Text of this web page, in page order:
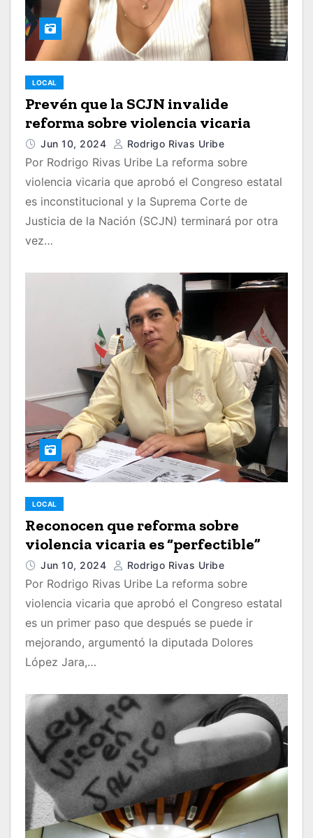
LOCAL
Prevén que la SCJN invalide
reforma sobre violencia vicaria
Jun 10, 2024 Rodrigo Rivas Uribe
Por Rodrigo Rivas Uribe La reforma sobre
violencia vicaria que aprobó el Congreso estatal
es inconstitucional y la Suprema Corte de
Justicia de la Nación (SCJN) terminará por otra
vez…
LOCAL
Reconocen que reforma sobre
violencia vicaria es “perfectible”
Jun 10, 2024 Rodrigo Rivas Uribe
Por Rodrigo Rivas Uribe La reforma sobre
violencia vicaria que aprobó el Congreso estatal
es un primer paso que después se puede ir
mejorando, argumentó la diputada Dolores
López Jara,…